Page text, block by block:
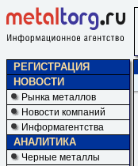
РЕГИСТРАЦИЯ
НОВОСТИ
Рынка металлов
Новости компаний
Информагентства
АНАЛИТИКА
Черные металлы